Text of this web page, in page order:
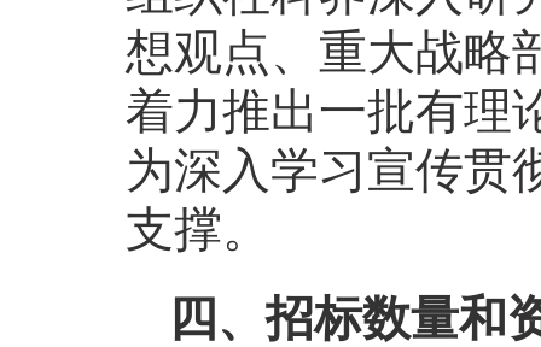
想观点、重大战略
着力推出一批有理
为深入学习宣传贯
支撑。
四、招标数量和